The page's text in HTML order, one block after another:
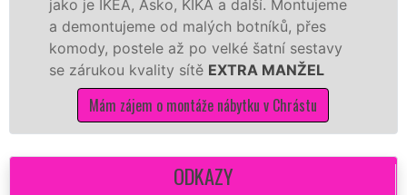
Asko, KIKA a další. Montujeme
od malých botníků, přes
postele až po velké šatní sestavy
kvality sítěEXTRA MANŽEL
zájem o montáže nábytku v Chrástu
výrobců.
manželé
ODKAZY